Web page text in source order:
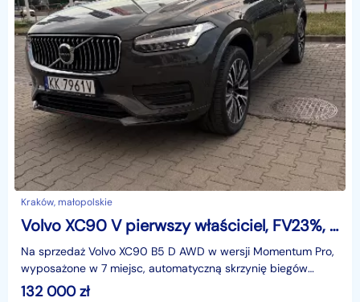
Kraków, małopolskie
Volvo XC90 V pierwszy właściciel, FV23%, bogata wersja | gwarancja 1 rok
Na sprzedaż Volvo XC90 B5 D AWD w wersji Momentum Pro,
wyposażone w 7 miejsc, automatyczną skrzynię biegów
Geartronic oraz napęd na cztery koła.Samochód poleasi
132 000zł